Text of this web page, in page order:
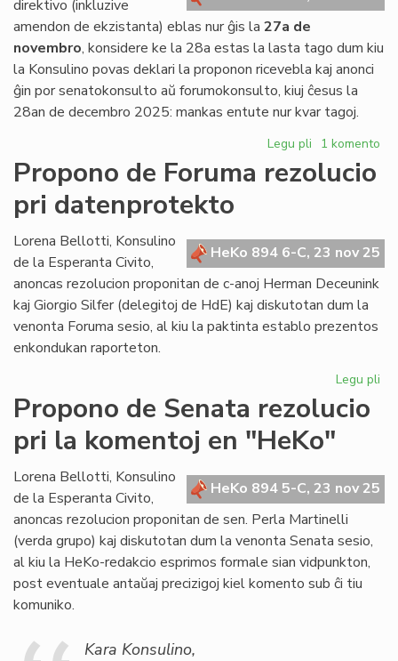
direktivo (inkluzive
amendon de ekzistanta) eblas nur ĝis la 27a de
novembro, konsidere ke la 28a estas la lasta tago dum kiu
la Konsulino povas deklari la proponon ricevebla kaj anonci
ĝin por senatokonsulto aŭ forumokonsulto, kiuj ĉesus la
28an de decembro 2025: mankas entute nur kvar tagoj.
Legu pli pri
Limdato
por
por
la
Parlamenta
sesio
1 komento
Propono de Foruma rezolucio
pri datenprotekto
HeKo 894 6-C, 23 nov 25
Lorena Bellotti, Konsulino
de la Esperanta Civito,
anoncas rezolucion proponitan de c-anoj Herman Deceunink
kaj Giorgio Silfer (delegitoj de HdE) kaj diskutotan dum la
venonta Foruma sesio, al kiu la paktinta establo prezentos
enkondukan raporteton.
Legu pli
pri
Propono de Senata rezolucio
pri la komentoj en "HeKo"
HeKo 894 5-C, 23 nov 25
Lorena Bellotti, Konsulino
de la Esperanta Civito,
anoncas rezolucion proponitan de sen. Perla Martinelli
(verda grupo) kaj diskutotan dum la venonta Senata sesio,
al kiu la HeKo-redakcio esprimos formale sian vidpunkton,
post eventuale antaŭaj precizigoj kiel komento sub ĉi tiu
komuniko.
Kara Konsulino,